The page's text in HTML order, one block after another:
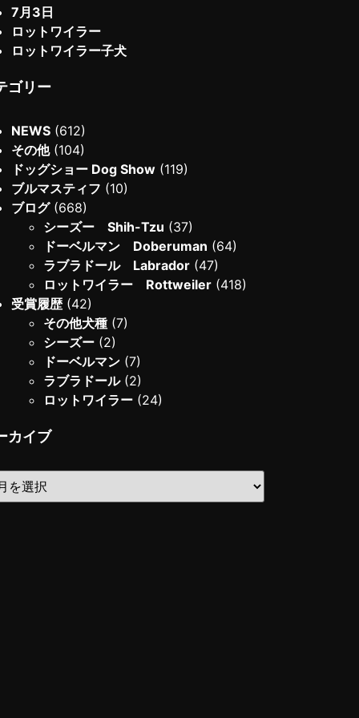
7月3日
ロットワイラー
ロットワイラー子犬
ゴリー
NEWS (612)
その他(104)
ドッグショー Dog Show (119)
ブルマスティフ (10)
ブログ(668)
シーズー Shih-Tzu (37)
ドーベルマン Doberuman (64)
ラブラドール Labrador (47)
ロットワイラー Rottweiler (418)
受賞履歴(42)
その他犬種 (7)
シーズー (2)
ドーベルマン (7)
ラブラドール(2)
ロットワイラー (24)
カイブ